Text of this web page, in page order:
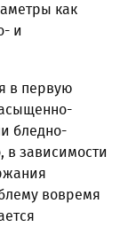
как
и
в первую
бледно-
в зависимости
вовремя